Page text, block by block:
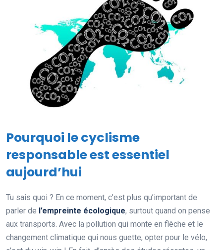
Pourquoi le cyclisme
responsable est essentiel
aujourd’hui
Tu sais quoi ? En ce moment, c’est plus qu’important de
parler de l’empreinte écologique, surtout quand on pense
aux transports. Avec la pollution qui monte en flèche et le
changement climatique qui nous guette, opter pour le vélo,